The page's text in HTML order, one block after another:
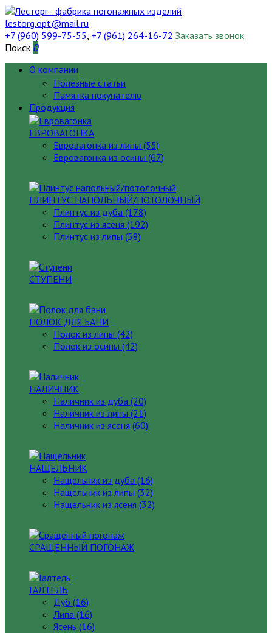
lestorg.opt@mail.ru
+7 (960) 599-75-55, +7 (961) 264-16-72 Заказать звонок
Поиск 0
О компании
Полезные статьи
Памятка покупателю
Продукция
ЕВРОВАГОНКА
Евровагонка из липы (55)
Евровагонка из осины (67)
ПЛИНТУС НАПОЛЬНЫЙ/ПОТОЛОЧНЫЙ
Плинтус из дуба (178)
Плинтус из ясеня (192)
Плинтус из липы (58)
СТУПЕНИ
ПОЛОК ДЛЯ БАНИ
Полок из липы (42)
Полок из осины (42)
НАЛИЧНИК
Наличник из дуба (20)
Наличник из липы (21)
Наличник из ясеня (60)
НАЩЕЛЬНИК
Нащельник из дуба (16)
Нащельник из липы (32)
Нащельник из ясеня (32)
СРАЩЕННЫЙ ПОГОНАЖ
ГАЛТЕЛЬ
Дуб (16)
Липа (16)
Ясень (16)